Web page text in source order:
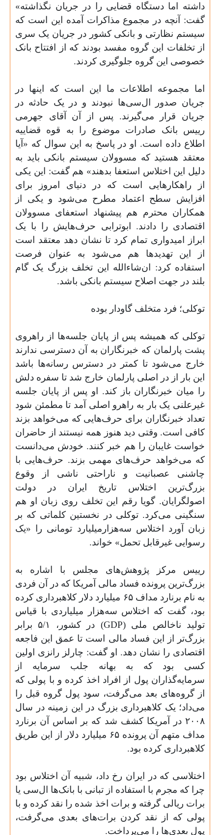
داشته اما دستگاه قضایی را در جریان نگذاشته»
گفت: آنچه در مجموع مذاکرات آمده این است که
سیستم نظارتی و بانکی کشور در جریان یک سری
از تخلفات این گروه مفسد بودند که از افتتاح بانک
خصوصی این گروه جلوگیری کردند.
اما مجموعه اطلاعات ما این است که اینها در
جریان صدور ال‌سی‌ها نبودند و در یک حادثه در
جریان قرار می‌گیرند. پس از آن آقای جهرمی
رییس بانک صادرات موضوع را به قوه قضاییه
اطلاع داده است. او در پاسخ به این سوال که «آیا
معتقد هستید که مسوولان سیستم بانکی باید به
دلیل این اختلاس استعفا بدهند» هم گفت: این یکی
از راهکارهایی است که در دنیای امروز برای
افزایش سطح اعتماد مطرح می‌شود و یکی از
همکاران محترم هم پیشنهاد استعفای مسوولان
اقتصادی را دادند. ابوترابی حرف‌هایش را با یک
ابراز امیدواری تمام کرد تا نشان دهد معتقد است
از این تهدید‌ها هم می‌شود به عنوان فرصت
استفاده کرد: ان‌شاءالله این تخلف بزرگ یک گام
بلند در جهت اصلاح سیستم بانکی باشد.
توکلی؛ فرد متخلف گاودار بوده
توکلی که همیشه پس از پایان جلسه‌ها از راهروی
پشت پارلمان که خبرنگاران به آن دسترسی ندارند
خارج می‌شود تا کمتر در دسترس رسانه‌ها باشد
این بار از در اصلی پارلمان خارج شد تا سفره دلش
را میان خبرنگاران باز کند. او پس از پایان جلسه
غیرعلنی یک بار به راهرو اصلی آمد تا مطمئن شود
تعداد خبرنگاران برای حرف‌هایی که می‌خواهد بزند
کافی است. وقتی دید هنوز همه نیستند از حاضران
خواست غایبان را هم خبر کنند. خودش می‌دانست
که می‌خواهد حرف‌های مهمی بزند. حرف‌هایی با
چاشنی عصبانیت و ناراحتی ناشی از وقوع
بزرگ‌ترین اختلاس تاریخ ایران در دولت
اصولگرایان. گویا رقم این تخلف روی زبان او هم
سنگینی می‌کرد. توکلی در نخستین کلماتی که بر
زبان آورد اختلاس سه‌هزارمیلیارد تومانی را «یک
رسوایی غیرقابل تحمل» خواند.
رییس مرکز پژوهش‌های مجلس با اشاره به
بزرگ‌ترین پرونده فساد مالی آمریکا که در آن فردی
به نام برنارد مداف۶۵ میلیارد دلار کلاهبرداری کرده
بود، گفت که اختلاس سه‌هزار میلیاردی با قیاس
تولید ناخالص ملی (GDP) در کشور، ۵/۱ برابر
بزرگ‌تر از ‌این فساد مالی است تا عمق این فاجعه
اقتصادی را نشان دهد. او گفت: چارلز رانزی اولین
کسی بود که به بهانه جلب سرمایه از
سرمایه‌گذاران پول از افراد اخذ کرده و با پولی که
از گروه‌های بعد می‌گرفت، سود پول گروه قبل را
می‌داد؛ یک کلاهبرداری بزرگ در این زمینه در سال
۲۰۰۸ در آمریکا کشف شد که بر اساس آن برنارد
مداف متهم آن پرونده۶۵ میلیارد دلار از این طریق
کلاهبرداری کرده بود.
اختلاسی که در ایران رخ داد، شبیه آن اختلاس بود
چرا که مجرم با استفاده از تبانی با بانک‌ها ال‌سی یا
برات ریالی گرفته و برات اخذ شده را نقد کرده و با
پولی که از نقد کردن برات‌های بعدی می‌گرفت،
پول بعدی‌ها را می‌پرداخت.